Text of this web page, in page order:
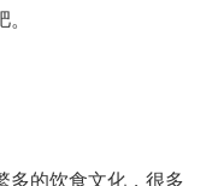
多的饮食文化，很多